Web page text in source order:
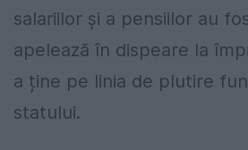
salariilor și a pensiilor au
apelează în dispeare la
a ține pe linia de plutire
statului.